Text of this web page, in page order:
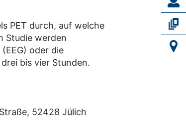
PET durch, auf welche
Studie werden
oder die
bis vier Stunden.
52428 Jülich